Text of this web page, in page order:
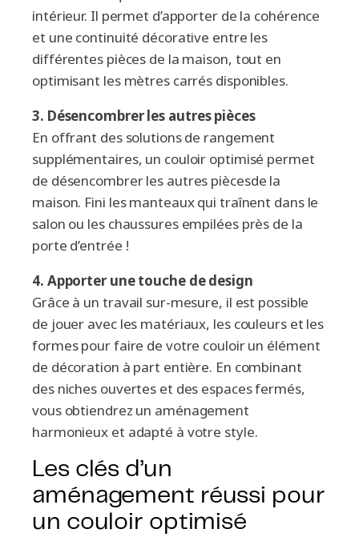
intérieur. Il permet d’apporter de la cohérence
et une continuité décorative entre les
différentes pièces de la maison, tout en
optimisant les mètres carrés disponibles.
3. Désencombrer les autres pièces
En offrant des solutions de rangement
supplémentaires, un couloir optimisé permet
de désencombrer les autres piècesde la
maison. Fini les manteaux qui traînent dans le
salon ou les chaussures empilées près de la
porte d’entrée !
4. Apporter une touche de design
Grâce à un travail sur-mesure, il est possible
de jouer avec les matériaux, les couleurs et les
formes pour faire de votre couloir un élément
de décoration à part entière. En combinant
des niches ouvertes et des espaces fermés,
vous obtiendrez un aménagement
harmonieux et adapté à votre style.
Les clés d’un
aménagement réussi pour
un couloir optimisé